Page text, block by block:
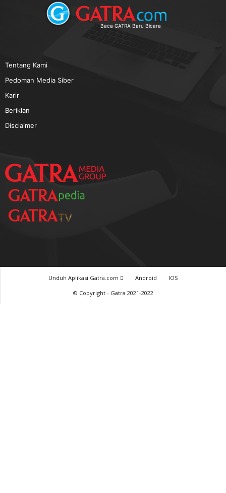
Baca GATRA Baru Bicara
Tentang Kami
Pedoman Media Siber
Karir
Beriklan
Disclaimer
Unduh Aplikasi Gatra.com Android
IOS
© Copyright - Gatra 2021-2022